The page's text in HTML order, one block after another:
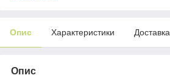
Опис Характеристики Доставка
Опис